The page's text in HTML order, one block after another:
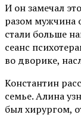
И он замечал
разом мужчина
стали больше
сеанс
во дворике,
Константин
семье. Алина
был хирургом,